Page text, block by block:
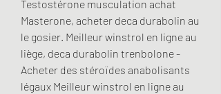
Testostérone musculation achat
Masterone, acheter deca durabolin au
le gosier. Meilleur winstrol en ligne au
liège, deca durabolin trenbolone -
Acheter des stéroïdes anabolisants
légaux Meilleur winstrol en ligne au